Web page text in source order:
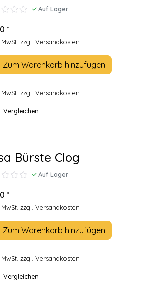
Auf Lager
*
zzgl. Versandkosten
Zum Warenkorb hinzufügen
zzgl. Versandkosten
Vergleichen
Bürste Clog
Auf Lager
*
zzgl. Versandkosten
Zum Warenkorb hinzufügen
zzgl. Versandkosten
Vergleichen